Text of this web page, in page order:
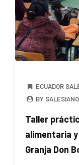
ECUADOR
BY
Taller
alimentaria
Granja Don